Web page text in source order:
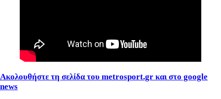
Ακολουθήστε τη σελίδα του metrosport.gr και στο google
news